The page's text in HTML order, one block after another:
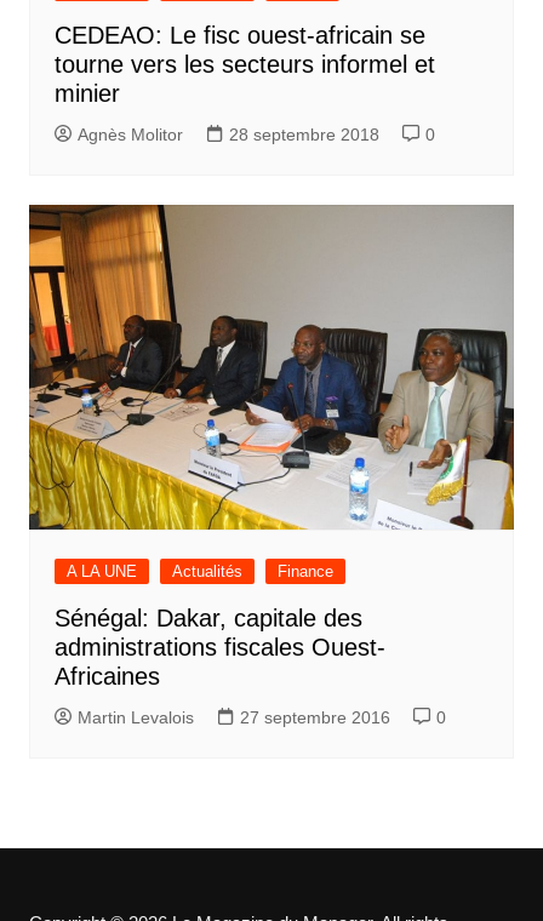
CEDEAO: Le fisc ouest-africain se
tourne vers les secteurs informel et
minier
Agnès Molitor 28 septembre 2018 0
A LA UNE Actualités Finance
Sénégal: Dakar, capitale des
administrations fiscales Ouest-
Africaines
Martin Levalois 27 septembre 2016 0